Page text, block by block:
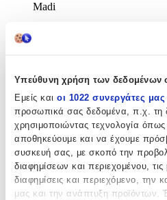
Υπεύθυνη χρήση των δεδομένων
Εμείς και οι 1022 συνεργάτες μας
προσωπικά σας δεδομένα, π.χ. τη
χρησιμοποιώντας τεχνολογία
αποθηκεύουμε και να έχουμε
συσκευή σας, με σκοπό την
διαφημίσεων και περιεχομένου, τις
διαφημίσεις και περιεχόμενο, την
μας και την ανάπτυξη προϊόντων.
Madi
Βασικά Χαρακτηριστικά
Συνθετικό
Κατασκευή
Μηχανής
Χρώμα:
Γκρι